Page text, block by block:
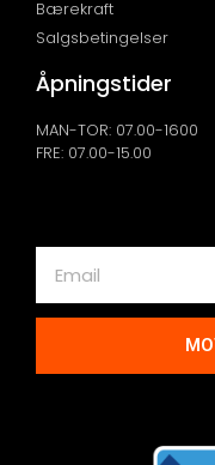
Bærekraft
Salgsbetingelser
Åpningstider
MAN-TOR: 07.00-1600
FRE: 07.00-15.00